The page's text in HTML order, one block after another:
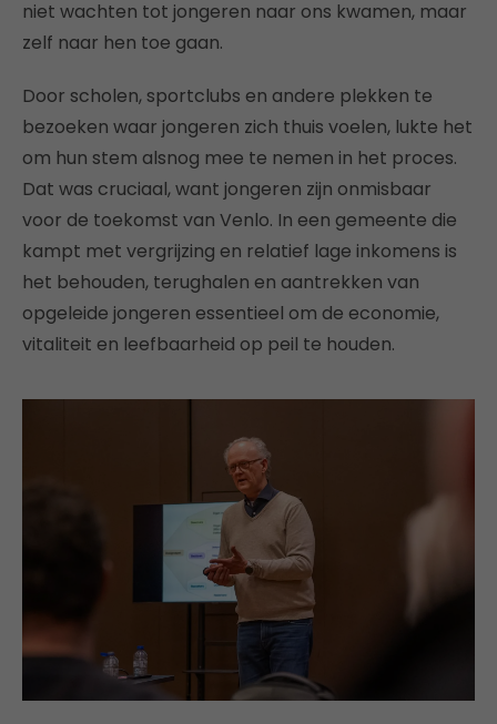
niet wachten tot jongeren naar ons kwamen, maar
zelf naar hen toe gaan.
Door scholen, sportclubs en andere plekken te
bezoeken waar jongeren zich thuis voelen, lukte het
om hun stem alsnog mee te nemen in het proces.
Dat was cruciaal, want jongeren zijn onmisbaar
voor de toekomst van Venlo. In een gemeente die
kampt met vergrijzing en relatief lage inkomens is
het behouden, terughalen en aantrekken van
opgeleide jongeren essentieel om de economie,
vitaliteit en leefbaarheid op peil te houden.